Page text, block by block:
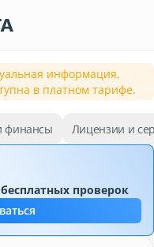
информация,
в платном тарифе.
финансы Лицензии и
проверок